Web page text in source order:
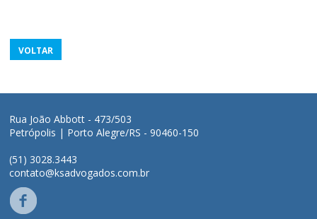
VOLTAR
Rua João Abbott - 473/503
Petrópolis | Porto Alegre/RS - 90460-150
(51) 3028.3443
contato@ksadvogados.com.br